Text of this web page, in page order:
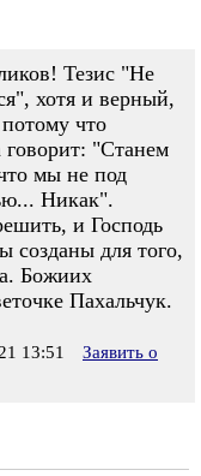
Тезис "Не
хотя и верный,
что
говорит: "Станем
мы не под
Никак".
и Господь
для того,
Божиих
Пахальчук.
13:51
Заявить о